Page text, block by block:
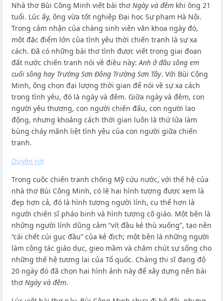
Nhà thơ Bùi Công Minh viết bài thơ Ngày và đêmkhi ông 21
tuổi. Lúc ấy, ông vừa tốt nghiệp Đại học Sư phạm Hà Nội.
Trong cảm nhận của chàng sinh viên văn khoa ngày đó,
một đặc điểm lớn của tình yêu thời chiến tranh là sự xa
cách. Đã có những bài thơ tình được viết trong giai đoạn
đất nước chiến tranh nói về điều này:Anh ở đầu sông em
cuối sông hay Trường Sơn Đông Trường Sơn Tây. Với Bùi Công
Minh, ông chọn đại lượng thời gian để nói về sự xa cách
trong tình yêu, đó là ngày và đêm. Giữa ngày và đêm, con
người yêu thương, con người chiến đấu, con người lao
động, nhưng khoảng cách thời gian luôn là thứ lửa làm
bùng cháy mãnh liệt tình yêu của con người giữa chiến
tranh.
Duyên nợ
Trong cuộc chiến tranh chống Mỹ cứu nước, với thế hệ của
nhà thơ Bùi Công Minh, có lẽ hai hình tượng được xem là
đẹp hơn cả, đó là hình tượng người lính, cụ thể hơn là
người chiến sĩ pháo binh và hình tượng cô giáo. Một bên là
những người lính dũng cảm “vít đầu kẻ thù xuống”, tạo nên
“cái chết cúi gục đầu” của kẻ địch; một bên là những người
làm công tác giáo dục, gieo mầm và chăm chút sự sống cho
những thế hệ tương lai của Tổ quốc. Chàng thi sĩ đang độ
20 ngày đó đã chọn hai hình ảnh này để xây dựng nên bài
thơ Ngày và đêm.